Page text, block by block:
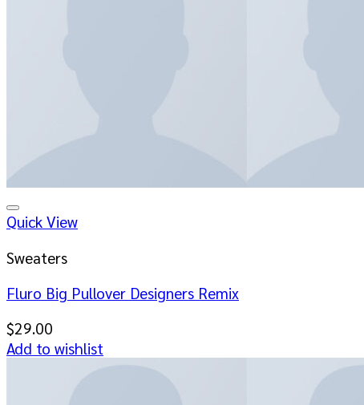
Quick View
Sweaters
Fluro Big Pullover Designers Remix
$29.00
Add to wishlist